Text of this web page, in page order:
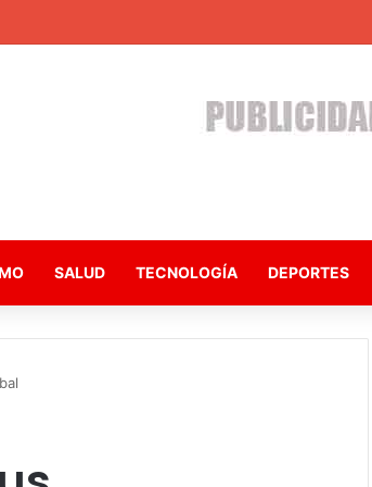
SALUD TECNOLOGÍA DEPORTES